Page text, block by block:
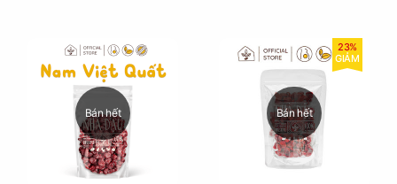
Bán hết Bán hết
23%
GIẢM